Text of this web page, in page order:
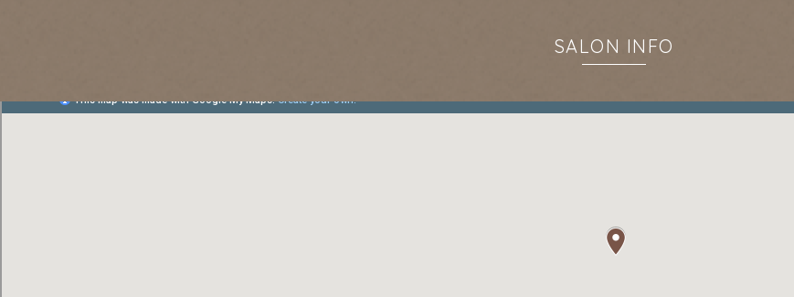
SALON INFO